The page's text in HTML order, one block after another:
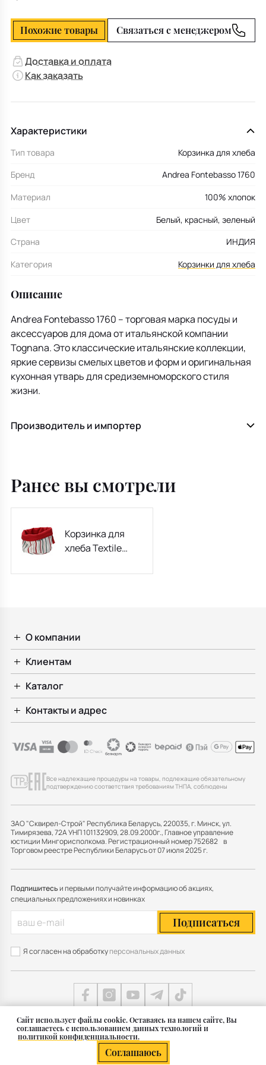
Похожие товары Связаться с менеджером
Доставка и оплата
Как заказать
Характеристики
Тип товара
Корзинка для хлеба
Бренд
Andrea Fontebasso 1760
Материал
100% хлопок
Цвет
Белый, красный, зеленый
Страна
ИНДИЯ
Категория
Корзинки для хлеба
Описание
Andrea Fontebasso 1760 – торговая марка посуды и
аксессуаров для дома от итальянской компании
Tognana. Это классические итальянские коллекции,
яркие сервизы смелых цветов и форм и оригинальная
кухонная утварь для средиземноморского стиля
жизни.
Производитель и импортер
Ранее вы смотрели
Корзинка для
хлеба Textile
18х16,5 см
Cайт использует файлы cookie. Оставаясь на нашем сайте, Вы
соглашаетесь с использованием данных технологий и
политикой конфиденциальности.
Соглашаюсь
О компании
Клиентам
Каталог
Контакты и адрес
Все надлежащие процедуры на товары, подлежащие обязательному
подтверждению соответствия требованиям ТНПА, соблюдены
ЗАО "Сквирел-Строй" Республика Беларусь, 220035, г. Минск, ул.
Тимирязева, 72А УНП 101132909, 28.09.2000г., Главное управление
юстиции Мингорисполкома. Регистрационный номер 752682 в
Торговом реестре Республики Беларусь от 07 июля 2025 г.
Подпишитесьи первыми получайте информацию об акциях,
специальных предложениях и новинках
Подписаться
Я согласен на обработкуперсональных данных
© 2011 — 2026 Группа СКВИРЕЛ в Беларуси
Карта сайта
Разработка сайта — SLAM